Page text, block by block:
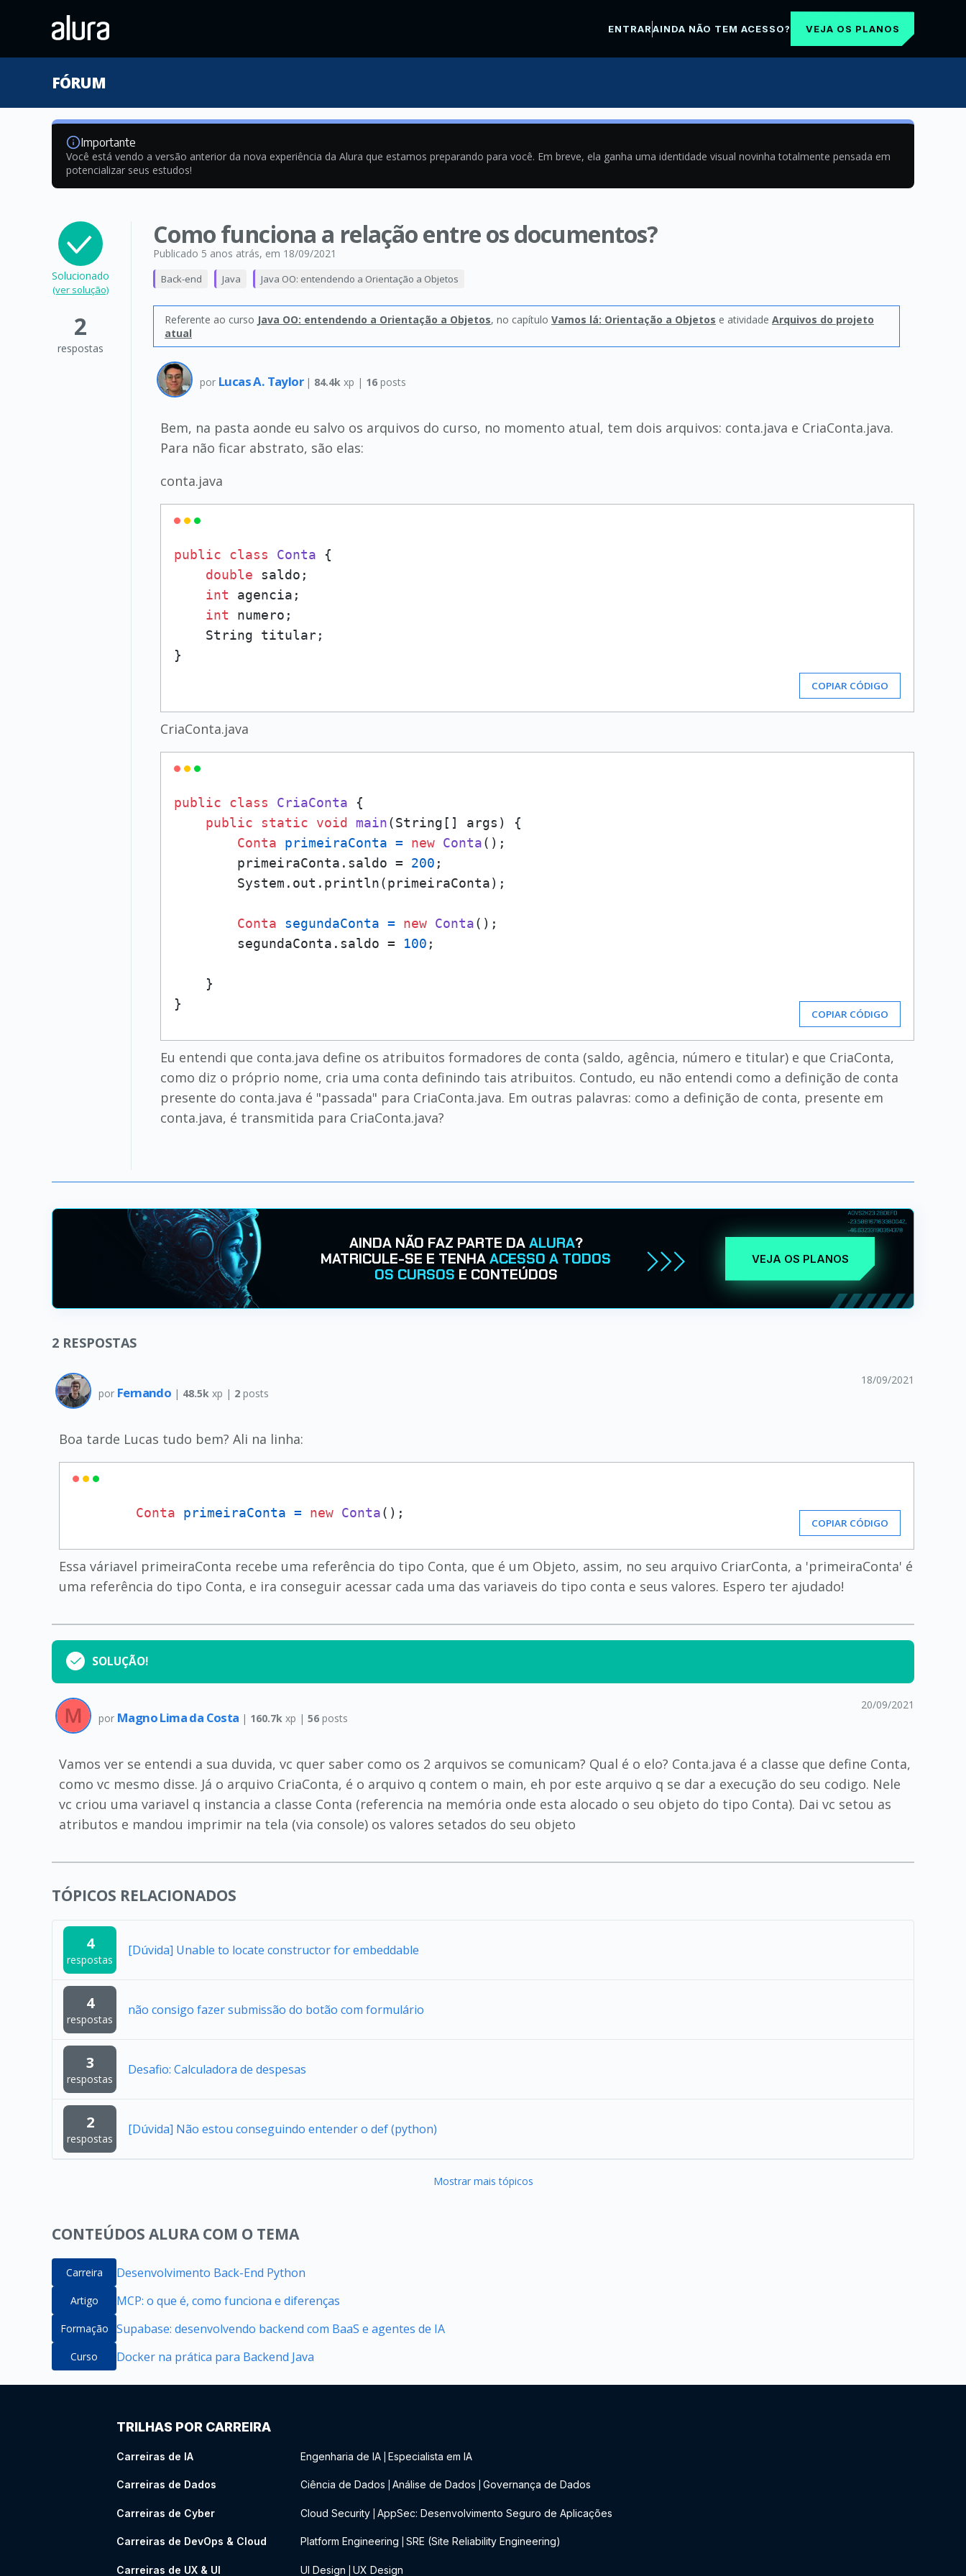
ENTRARAINDA NÃO TEM ACESSO? VEJA OS PLANOS
FÓRUM
Importante
Você está vendo a versão anterior da nova experiência da Alura que estamos preparando para você. Em breve, ela ganha uma identidade visual novinha totalmente pensada em
potencializar seus estudos!
Solucionado
(ver solução)
2
respostas
Como funciona a relação entre os documentos?
Publicado 5 anos atrás, em 18/09/2021
Back-end Java Java OO: entendendo a Orientação a Objetos
Referente ao curso Java OO: entendendo a Orientação a Objetos, no capítulo Vamos lá: Orientação a Objetos e atividade Arquivos do projeto
atual
por Lucas A. Taylor | 84.4k xp | 16 posts
Bem, na pasta aonde eu salvo os arquivos do curso, no momento atual, tem dois arquivos: conta.java e CriaConta.java.
Para não ficar abstrato, são elas:
conta.java
public class Conta {
double saldo;
int agencia;
int numero;
    String titular;
COPIAR CÓDIGO
CriaConta.java
public class CriaConta {
public
static void main(String[] args)
{
Conta
primeiraConta = new Conta();
        primeiraConta.saldo =
200 ;
        System.out.println(primeiraConta);
Conta segundaConta = new Conta();
        segundaConta.saldo =
100 ;
    }
}
COPIAR CÓDIGO
Eu entendi que conta.java define os atribuitos formadores de conta (saldo, agência, número e titular) e que CriaConta,
como diz o próprio nome, cria uma conta definindo tais atribuitos. Contudo, eu não entendi como a definição de conta
presente do conta.java é "passada" para CriaConta.java. Em outras palavras: como a definição de conta, presente em
conta.java, é transmitida para CriaConta.java?
AINDA NÃO FAZ PARTE DAALURA?
MATRICULE-SE E TENHAACESSO A TODOS
OS CURSOS E CONTEÚDOS
VEJA OS PLANOS
2 RESPOSTAS
por Fernando | 48.5k xp | 2posts
18/09/2021
Boa tarde Lucas tudo bem? Ali na linha:
Conta primeiraConta = new Conta();
COPIAR CÓDIGO
Essa váriavel primeiraConta recebe uma referência do tipo Conta, que é um Objeto, assim, no seu arquivo CriarConta, a 'primeiraConta' é
uma referência do tipo Conta, e ira conseguir acessar cada uma das variaveis do tipo conta e seus valores. Espero ter ajudado!
SOLUÇÃO!
por Magno Lima da Costa | 160.7k xp | 56 posts
20/09/2021
Vamos ver se entendi a sua duvida, vc quer saber como os 2 arquivos se comunicam? Qual é o elo? Conta.java é a classe que define Conta,
como vc mesmo disse. Já o arquivo CriaConta, é o arquivo q contem o main, eh por este arquivo q se dar a execução do seu codigo. Nele
vc criou uma variavel q instancia a classe Conta (referencia na memória onde esta alocado o seu objeto do tipo Conta). Dai vc setou as
atributos e mandou imprimir na tela (via console) os valores setados do seu objeto
TÓPICOS RELACIONADOS
4
respostas
[Dúvida] Unable to locate constructor for embeddable
4
respostas
não consigo fazer submissão do botão com formulário
3
respostas
Desafio: Calculadora de despesas
2
respostas
[Dúvida] Não estou conseguindo entender o def (python)
Mostrar mais tópicos
CONTEÚDOS ALURA COM O TEMA
Carreira Desenvolvimento Back-End Python
Artigo MCP: o que é, como funciona e diferenças
Formação Supabase: desenvolvendo backend com BaaS e agentes de IA
Curso Docker na prática para Backend Java
TRILHAS POR CARREIRA
Carreiras de IA Engenharia de IA Especialista em IA
Carreiras de Dados Ciência de Dados Análise de Dados Governança de Dados
Carreiras de Cyber Cloud Security AppSec: Desenvolvimento Seguro de Aplicações
Carreiras de DevOps & Cloud Platform Engineering SRE (Site Reliability Engineering)
Carreiras de UX & UI UI Design UX Design